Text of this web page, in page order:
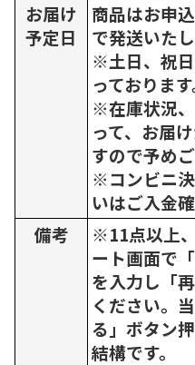
お届け
予定日
商品はお申
で発送いたし
※土日、祝
っております
※在庫状況
って、お届
すので予め
※コンビニ
いはご入金
備考
※11点以上
ート画面で
を入力し「
ください。
る」ボタン
結構です。